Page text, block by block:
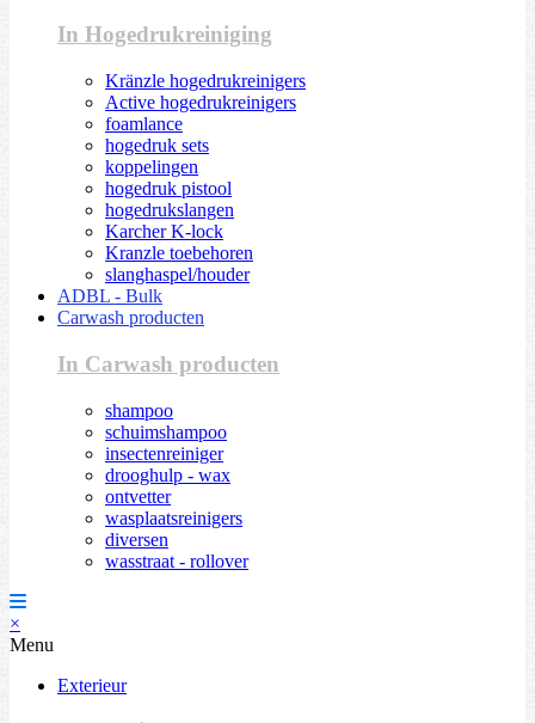
In Hogedrukreiniging
Kränzle hogedrukreinigers
Active hogedrukreinigers
foamlance
hogedruk sets
koppelingen
hogedruk pistool
hogedrukslangen
Karcher K-lock
Kranzle toebehoren
slanghaspel/houder
ADBL - Bulk
Carwash producten
In Carwash producten
shampoo
schuimshampoo
insectenreiniger
drooghulp - wax
ontvetter
wasplaatsreinigers
diversen
wasstraat - rollover
×
Menu
Exterieur